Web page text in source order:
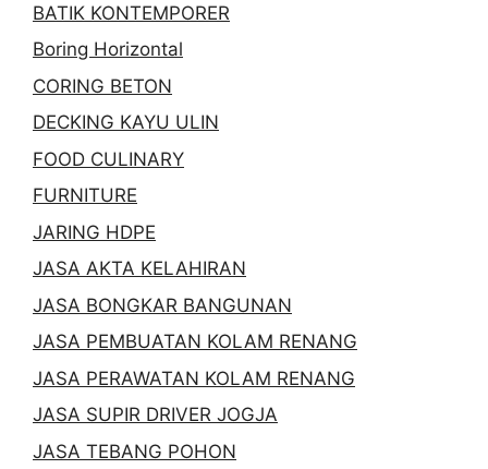
BATIK KONTEMPORER
Boring Horizontal
CORING BETON
DECKING KAYU ULIN
FOOD CULINARY
FURNITURE
JARING HDPE
JASA AKTA KELAHIRAN
JASA BONGKAR BANGUNAN
JASA PEMBUATAN KOLAM RENANG
JASA PERAWATAN KOLAM RENANG
JASA SUPIR DRIVER JOGJA
JASA TEBANG POHON